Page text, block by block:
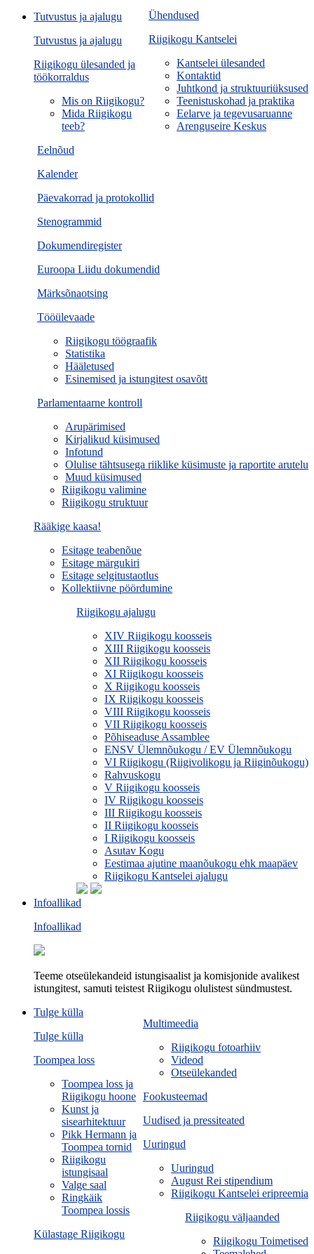
Ühendused
Riigikogu Kantselei
Kantselei ülesanded
Kontaktid
Juhtkond ja struktuuriüksused
Teenistuskohad ja praktika
Eelarve ja tegevusaruanne
Arenguseire Keskus
Eelnõud
Kalender
Päevakorrad ja protokollid
Stenogrammid
Dokumendiregister
Euroopa Liidu dokumendid
Märksõnaotsing
Tööülevaade
Riigikogu töögraafik
Statistika
Hääletused
Esinemised ja istungitest osavõtt
Parlamentaarne kontroll
Arupärimised
Kirjalikud küsimused
Infotund
Olulise tähtsusega riiklike küsimuste ja raportite arutelu
Muud küsimused
Tutvustus ja ajalugu
Tutvustus ja ajalugu
Riigikogu ülesanded ja
töökorraldus
Mis on Riigikogu?
Mida Riigikogu
teeb?
Riigikogu valimine
Riigikogu struktuur
Rääkige kaasa!
Esitage teabenõue
Esitage märgukiri
Esitage selgitustaotlus
Kollektiivne pöördumine
Riigikogu ajalugu
XIV Riigikogu koosseis
XIII Riigikogu koosseis
XII Riigikogu koosseis
XI Riigikogu koosseis
X Riigikogu koosseis
IX Riigikogu koosseis
VIII Riigikogu koosseis
VII Riigikogu koosseis
Põhiseaduse Assamblee
ENSV Ülemnõukogu / EV Ülemnõukogu
VI Riigikogu (Riigivolikogu ja Riiginõukogu)
Rahvuskogu
V Riigikogu koosseis
IV Riigikogu koosseis
III Riigikogu koosseis
II Riigikogu koosseis
I Riigikogu koosseis
Asutav Kogu
Eestimaa ajutine maanõukogu ehk maapäev
Riigikogu Kantselei ajalugu
Infoallikad
Infoallikad
Teeme otseülekandeid istungisaalist ja komisjonide avalikest
istungitest, samuti teistest Riigikogu olulistest sündmustest.
Multimeedia
Riigikogu fotoarhiiv
Videod
Otseülekanded
Fookusteemad
Uudised ja pressiteated
Uuringud
Uuringud
August Rei stipendium
Riigikogu Kantselei eripreemia
Riigikogu väljaanded
Riigikogu Toimetised
Tulge külla
Tulge külla
Toompea loss
Toompea loss ja
Riigikogu hoone
Kunst ja
sisearhitektuur
Pikk Hermann ja
Toompea tornid
Riigikogu
istungisaal
Valge saal
Ringkäik
Toompea lossis
Külastage Riigikogu